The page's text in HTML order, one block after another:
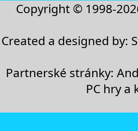
Copyright © 1998-
Created a designed by:
Partnerské stránky:
PC hry a